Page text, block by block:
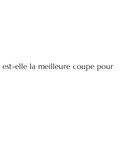
elle la meilleure coupe pour